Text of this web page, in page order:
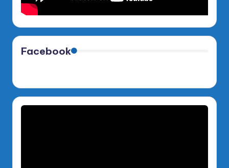
Facebook